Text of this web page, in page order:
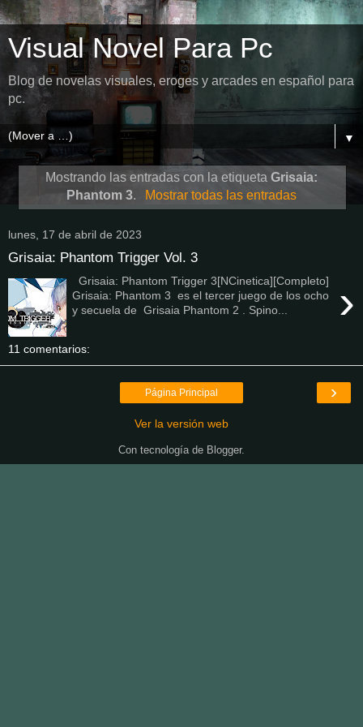
Visual Novel Para Pc
Blog de novelas visuales, eroges y arcades en español para
pc.
▼
Mostrando las entradas con la etiqueta Grisaia:
Phantom 3. Mostrar todas las entradas
lunes, 17 de abril de 2023
Grisaia: Phantom Trigger Vol. 3
›
Grisaia: Phantom Trigger 3[NCinetica][Completo]
Grisaia: Phantom 3 es el tercer juego de los ocho
y secuela de Grisaia Phantom 2 . Spino...
11 comentarios:
›
Página Principal
Ver la versión web
Con tecnología de Blogger.